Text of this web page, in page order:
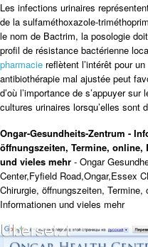
Les infections urinaires
de la sulfaméthoxazole-
le nom de Bactrim, la posologie
profil de résistance bactérienne
pharmacie reflètent l’intérêt pour
antibiothérapie mal ajustée peut
d’où l’importance de s’appuyer
cultures urinaires lorsqu’elles sont
Ongar-Gesundheits-Zentrum -
öffnungszeiten, Termine, online,
und vieles mehr - Ongar
Center,Fyfield Road,Ongar,Essex
Chirurgie, öffnungszeiten,
Informationen und vieles mehr